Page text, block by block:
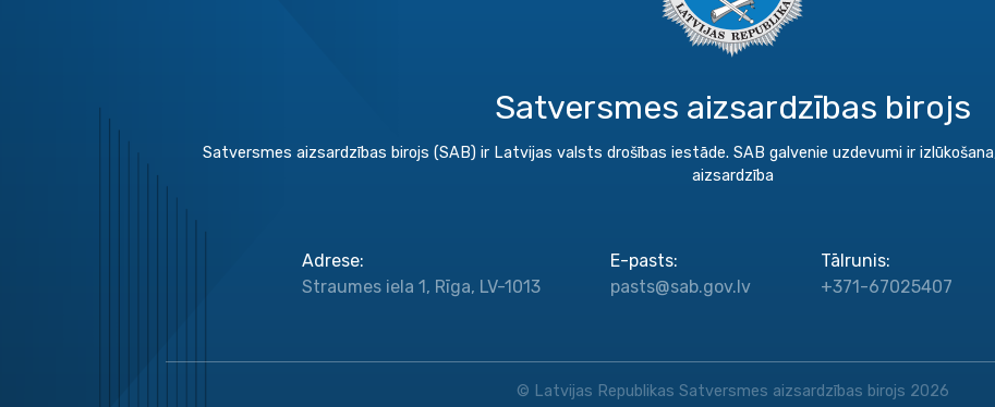
Satversmes aizsardzības birojs
Satversmes aizsardzības birojs (SAB) ir Latvijas valsts drošības iestāde. SAB galvenie uzdevumi ir
aizsardzība
Adrese:
Straumes iela 1, Rīga, LV-1013
E-pasts:
pasts@sab.gov.lv
Tālrunis:
+371-67025407
© Latvijas Republikas Satversmes aizsardzības birojs 2026